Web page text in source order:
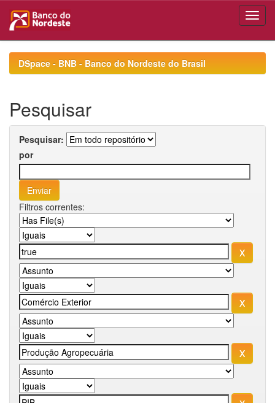
navigationDSpace - BNB - Banco do Nordeste do Brasil
Pesquisar
Pesquisar:
por
Filtros correntes: